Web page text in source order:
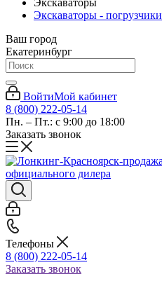
Экскаваторы
Экскаваторы - погрузчики
Ваш город
Екатеринбург
ВойтиМой кабинет
8 (800) 222-05-14
Пн. – Пт.: с 9:00 до 18:00
Заказать звонок
Телефоны
8 (800) 222-05-14
Заказать звонок